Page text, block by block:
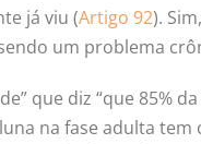
já viu (Artigo 92). Sim,
um problema
que diz “que 85% da
na fase adulta tem